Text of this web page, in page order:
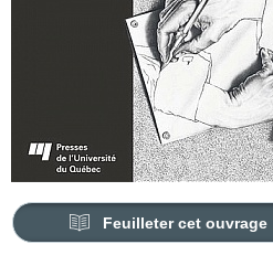
Feuilleter cet ouvrage